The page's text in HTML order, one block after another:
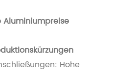
Aluminiumpreise
Hohe